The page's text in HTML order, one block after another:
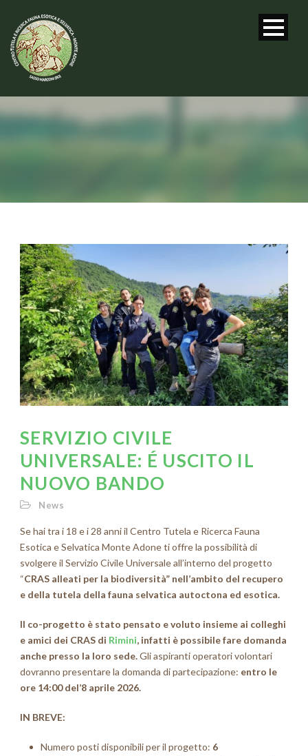
SERVIZIO CIVILE
UNIVERSALE: É USCITO IL
NUOVO BANDO
News
Se hai tra i 18 e i 28 anni il Centro Tutela e Ricerca Fauna
Esotica e Selvatica Monte Adone ti offre la possibilità di
svolgere il Servizio Civile Universale all’interno del progetto
“CRAS alleati per la biodiversità” nell’ambito del recupero
e della tutela della fauna selvatica autoctona ed esotica.
Il co-progetto è stato pensato e voluto insieme ai colleghi
e amici dei CRAS di Rimini, infatti è possibile fare domanda
anche presso la loro sede.Gli aspiranti operatori volontari
dovranno presentare la domanda di partecipazione: entro le
ore 14:00 del’8 aprile 2026.
IN BREVE:
Numero posti disponibili per il progetto: 6